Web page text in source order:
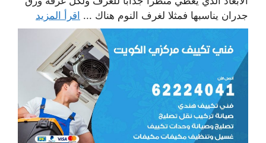
جدران يناسبها فمثلا لغرف النوم هناك ... اقرأ المزيد